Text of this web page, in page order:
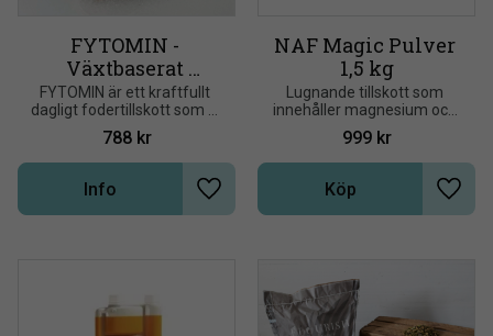
FYTOMIN -
Växtbaserat
mineral och
näringstillskott
FYTOMIN är ett kraftfullt
dagligt fodertillskott som vi
omsorgsfullt har utvecklat
för att balansera upp
hästens resterande
mineral- och näringsbehov
788kr
Lägg till i önskelista
Info
NAF Magic Pulver
1,5 kg
Lugnande tillskott som
innehåller magnesium och
specifika örter
999kr
Lägg
Köp